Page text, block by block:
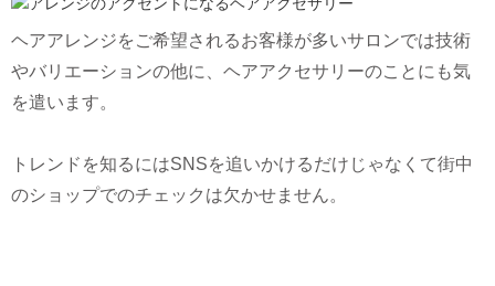
ヘアアレンジをご希望されるお客様が多いサロンでは技術
やバリエーションの他に、ヘアアクセサリーのことにも気
を遣います。
トレンドを知るにはSNSを追いかけるだけじゃなくて街中
のショップでのチェックは欠かせません。